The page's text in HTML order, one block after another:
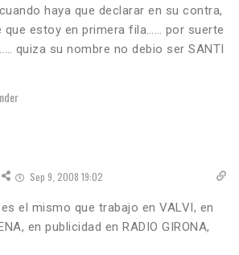
haya que declarar en su contra,
que estoy en primera fila…… por suerte
quiza su nombre no debio ser SANTI
Sep 9, 2008 19:02
el mismo que trabajo en VALVI, en
en publicidad en RADIO GIRONA,